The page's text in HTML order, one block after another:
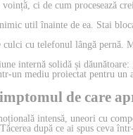
ci de cum procesează
util înainte de ea. Stai
cu telefonul lângă pernă.
internă solidă și
un mediu proiectat pentru un
de care
intensă, uneori cu
după ce ai spus ceva